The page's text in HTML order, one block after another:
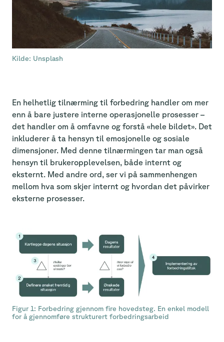
Kilde: Unsplash
En helhetlig tilnærming til forbedring handler om mer
enn å bare justere interne operasjonelle prosesser –
det handler om å omfavne og forstå «hele bildet». Det
inkluderer å ta hensyn til emosjonelle og sosiale
dimensjoner. Med denne tilnærmingen tar man også
hensyn til brukeropplevelsen, både internt og
eksternt. Med andre ord, ser vi på sammenhengen
mellom hva som skjer internt og hvordan det påvirker
eksterne prosesser.
Figur 1: Forbedring gjennom fire hovedsteg. En enkel modell
for å gjennomføre strukturert forbedringsarbeid